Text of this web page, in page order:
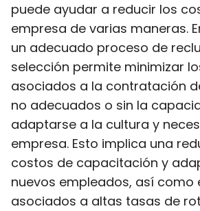
puede ayudar a reducir los
empresa de varias maneras.
un adecuado proceso de
selección permite minimizar
asociados a la contratación
no adecuados o sin la
adaptarse a la cultura y
empresa. Esto implica una
costos de capacitación y
nuevos empleados, así como
asociados a altas tasas de